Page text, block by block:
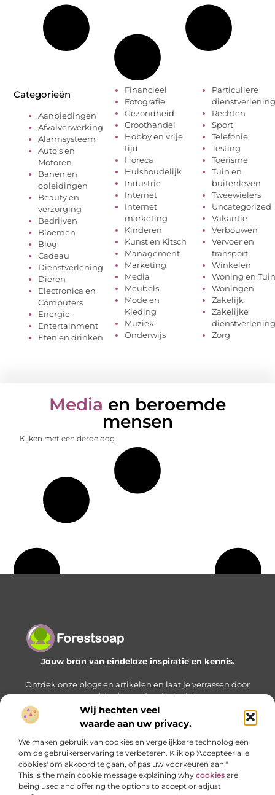
Wij hechten veel
waarde aan uw privacy.
We maken gebruik van cookies en vergelijkbare technologieën
om de gebruikerservaring te verbeteren. Klik op 'Accepteer alle
cookies' om akkoord te gaan, of pas uw voorkeuren aan."
This is the main cookie message explaining why cookies are
being used and offering the options to accept or adjust
Categorieën
Aanbiedingen
Afvalverwerking
Alarmsysteem
Auto’s en
Motoren
Banen en
opleidingen
Beauty en
verzorging
Bedrijven
Bloemen
Blog
Cadeau
Dienstverlening
Dieren
Electronica en
Computers
Energie
Entertainment
Eten en drinken
Financieel
Fotografie
Gezondheid
Groothandel
Hobby en vrije
tijd
Horeca
Huishoudelijk
Industrie
Internet
Internet
marketing
Kinderen
Kunst en Kitsch
Management
Marketing
Media
Meubels
Mode en
Kleding
Muziek
Onderwijs
Particuliere
dienstverlening
Rechten
Sport
Telefonie
Testing
Toerisme
Tuin en
buitenleven
Tweewielers
Uncategorized
Vakantie
Verbouwen
Vervoer en
transport
Winkelen
Woning en Tuin
Woningen
Zakelijk
Zakelijke
dienstverlening
Zorg
Media en beroemde
mensen
Kijken met een derde oog
Jouw bron van eindeloze inspiratie en kennis.
Ontdek onze blogs en artikelen en laat je verrassen door
een wereld vol waardevolle inzichten.
Bericht categorie
Onze informatie